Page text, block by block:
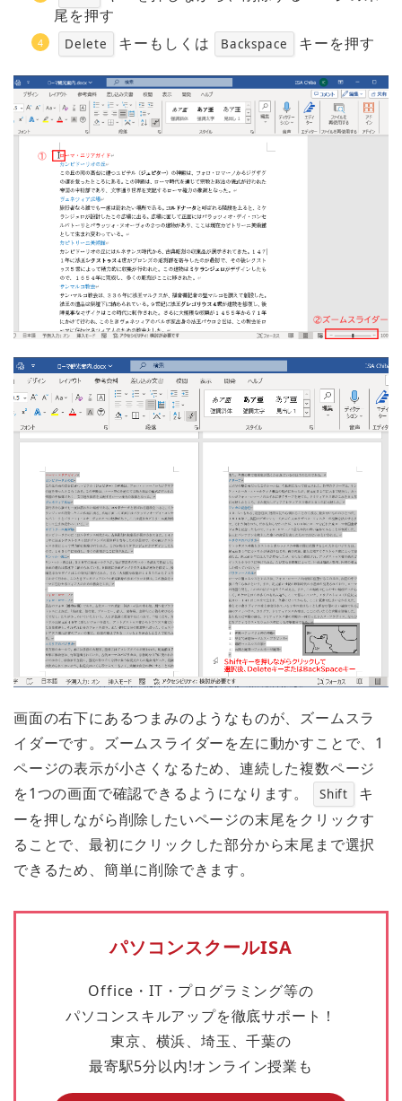
尾を押す
Delete キーもしくは Backspace キーを押す
画面の右下にあるつまみのようなものが、ズームスラ
イダーです。ズームスライダーを左に動かすことで、1
ページの表示が小さくなるため、連続した複数ページ
を1つの画面で確認できるようになります。
Shift
キ
ーを押しながら削除したいページの末尾をクリックす
ることで、最初にクリックした部分から末尾まで選択
できるため、簡単に削除できます。
パソコンスクールISA
Office・IT・プログラミング等の
パソコンスキルアップを徹底サポート！
東京、横浜、埼玉、千葉の
最寄駅5分以内!オンライン授業も